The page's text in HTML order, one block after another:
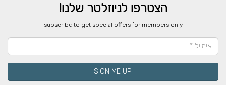
הצטרפו לניוזלטר שלנו!
​subscribe to get special offers for members only
!SIGN ME UP